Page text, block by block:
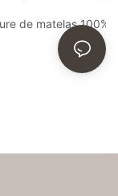
de lit et leurs
de matelas 100%